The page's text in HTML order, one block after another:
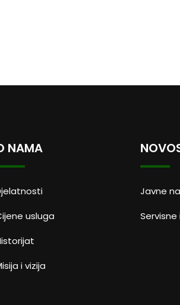
NAMA
usluga
i vizija
Javne